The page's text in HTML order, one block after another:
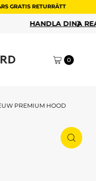
GRATIS RETURRÄTT
REAFAVORITER
0
PREMIUM HOOD